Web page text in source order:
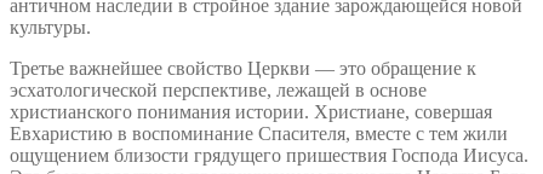
античном наследии в стройное здание зарождающейся новой
культуры.
Третье важнейшее свойство Церкви — это обращение к
эсхатологической перспективе, лежащей в основе
христианского понимания истории. Христиане, совершая
Евхаристию в воспоминание Спасителя, вместе с тем жили
ощущением близости грядущего пришествия Господа Иисуса.